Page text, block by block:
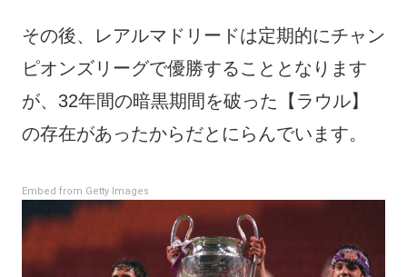
その後、レアルマドリードは定期的にチャン
ピオンズリーグで優勝することとなります
が、32年間の暗黒期間を破った【ラウル】
の存在があったからだとにらんでいます。
Embed from Getty Images